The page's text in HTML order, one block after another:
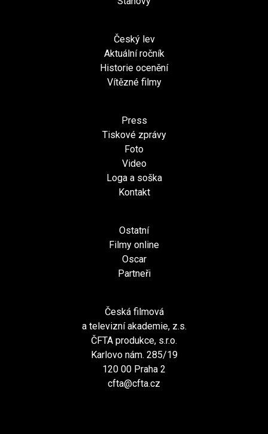
Český lev
Aktuální ročník
Historie ocenění
Vítězné filmy
Press
Tiskové zprávy
Foto
Video
Loga a soška
Kontakt
Ostatní
Filmy online
Oscar
Partneři
Česká filmová
a televizní akademie, z.s.
ČFTA produkce, s.r.o.
Karlovo nám. 285/19
120 00 Praha 2
cfta@cfta.cz